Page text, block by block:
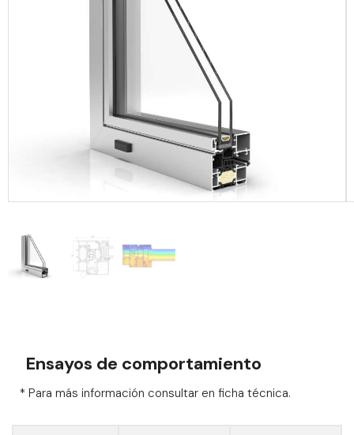
Ensayos de comportamiento
* Para más información consultar en ficha técnica.